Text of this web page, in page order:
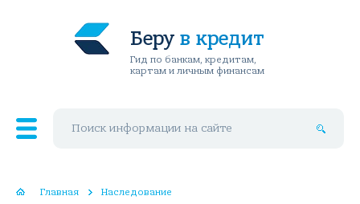
Беру в кредит
Гид по банкам, кредитам,
картам и личным финансам
Главная Наследование